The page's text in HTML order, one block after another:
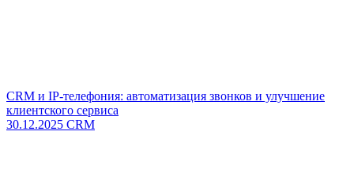
CRM и IP-телефония: автоматизация звонков и улучшение
клиентского сервиса
30.12.2025 CRM